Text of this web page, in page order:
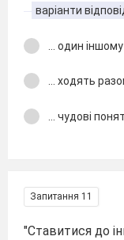
варіанти
... один
... ходять
... чудові
Запитання 11
"Ставитися до